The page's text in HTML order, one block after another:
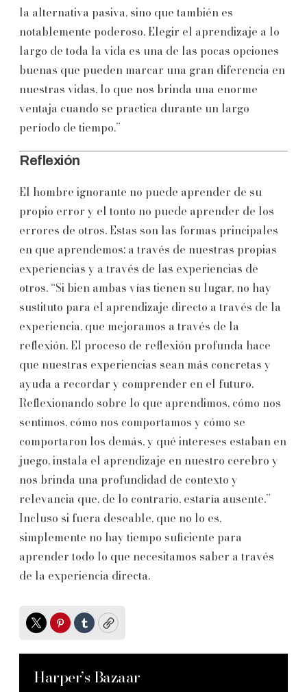
la alternativa pasiva, sino que también es
notablemente poderoso. Elegir el aprendizaje a lo
largo de toda la vida es una de las pocas opciones
buenas que pueden marcar una gran diferencia en
nuestras vidas, lo que nos brinda una enorme
ventaja cuando se practica durante un largo
período de tiempo.”
Reflexión
El hombre ignorante no puede aprender de su
propio error y el tonto no puede aprender de los
errores de otros. Estas son las formas principales
en que aprendemos: a través de nuestras propias
experiencias y a través de las experiencias de
otros. “Si bien ambas vías tienen su lugar, no hay
sustituto para el aprendizaje directo a través de la
experiencia, que mejoramos a través de la
reflexión. El proceso de reflexión profunda hace
que nuestras experiencias sean más concretas y
ayuda a recordar y comprender en el futuro.
Reflexionando sobre lo que aprendimos, cómo nos
sentimos, cómo nos comportamos y cómo se
comportaron los demás, y qué intereses estaban en
juego, instala el aprendizaje en nuestro cerebro y
nos brinda una profundidad de contexto y
relevancia que, de lo contrario, estaría ausente.”
Incluso si fuera deseable, que no lo es,
simplemente no hay tiempo suficiente para
aprender todo lo que necesitamos saber a través
de la experiencia directa.
TwitterPinterest
TumblrCopy
Harper’s Bazaar